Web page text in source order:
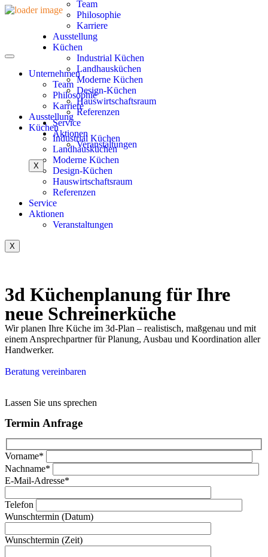
Unternehmen
Team
Philosophie
Karriere
Ausstellung
Küchen
Industrial Küchen
Landhausküchen
Moderne Küchen
Design-Küchen
Hauswirtschaftsraum
Referenzen
Service
Aktionen
Veranstaltungen
X
Team
Philosophie
Karriere
Ausstellung
Küchen
Industrial Küchen
Landhausküchen
Moderne Küchen
Design-Küchen
Hauswirtschaftsraum
Referenzen
Service
Aktionen
Veranstaltungen
X
3d Küchenplanung für Ihre
neue Schreinerküche
Wir planen Ihre Küche im 3d-Plan – realistisch, maßgenau und mit
einem Ansprechpartner für Planung, Ausbau und Koordination aller
Handwerker.
Beratung vereinbaren
Lassen Sie uns sprechen
Termin Anfrage
Vorname*
Nachname*
E-Mail-Adresse*
Telefon
Wunschtermin (Datum)
Wunschtermin (Zeit)